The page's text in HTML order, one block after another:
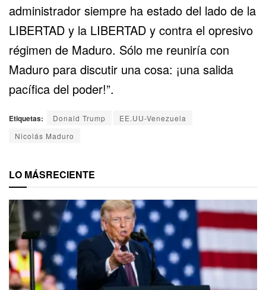
administrador siempre ha estado del lado de la
LIBERTAD y la LIBERTAD y contra el opresivo
régimen de Maduro. Sólo me reuniría con
Maduro para discutir una cosa: ¡una salida
pacífica del poder!”.
Etiquetas: Donald Trump
EE.UU-Venezuela
Nicolás Maduro
LO MÁSRECIENTE